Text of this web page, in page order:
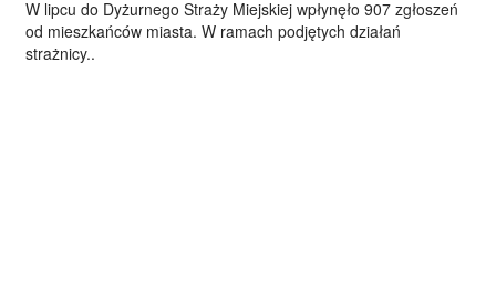
W lipcu do Dyżurnego Straży Miejskiej wpłynęło 907 zgłoszeń
od mieszkańców miasta. W ramach podjętych działań
strażnicy..